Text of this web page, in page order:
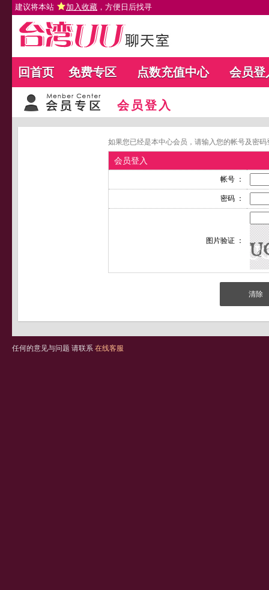
建议将本站 加入收藏 ，方便日后找寻
回首页 免费专区 点数充值中心 会员登
会员登入
如果您已经是本中心会员，请输入您的帐号及密
会员登入
帐号 ：
密码 ：
图片验证 ：
任何的意见与问题 请联系 在线客服